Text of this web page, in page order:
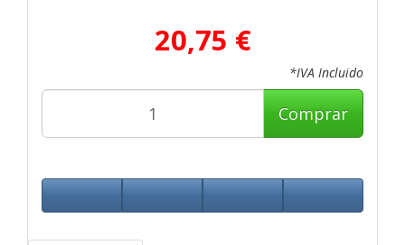
20,75 €
*IVA Incluido
Comprar